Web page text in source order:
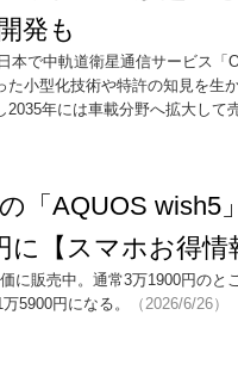
発も
本で中軌道衛星通信サービス「
た小型化技術や特許の知見を生
年には車載分野へ拡大して
「AQUOS wish5
に【スマホお得情
に販売中。通常3万1900円のと
5900円になる。
（2026/6/26）